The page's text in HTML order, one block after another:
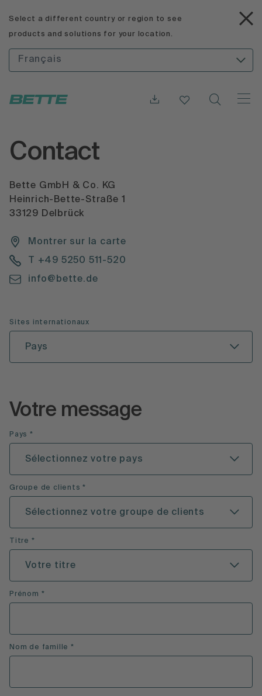
Select a different country or region to see
products and solutions for your location.
Français
Contact
Bette GmbH & Co. KG
Heinrich-Bette-Straße 1
33129 Delbrück
Montrer sur la carte
T +49 5250 511-520
info@bette.de
Sites internationaux
Pays
Votre message
Pays *
Sélectionnez votre pays
Groupe de clients *
Sélectionnez votre groupe de clients
Titre *
Votre titre
Prénom *
Nom de famille *